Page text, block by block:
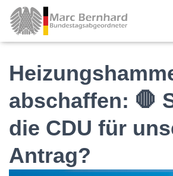
abschaffen: 🛑
die CDU für
Antrag?